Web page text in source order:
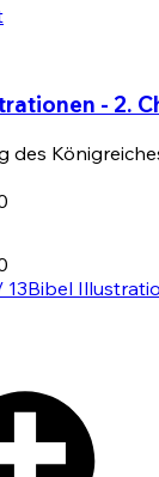
- 2.
des
13Bibel